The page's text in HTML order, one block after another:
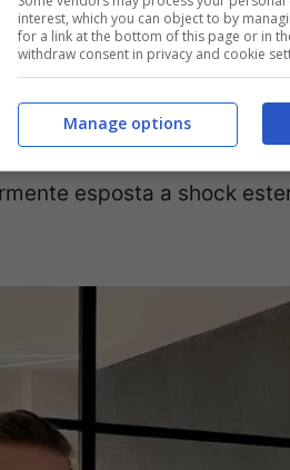
ne farebbe salire
trovarsi sotto
dal gnl, accentuata dal
da completare per
esposta a shock
interest, which you can object to by
for a link at the bottom of this page or in
withdraw consent in privacy and cookie
Manage options